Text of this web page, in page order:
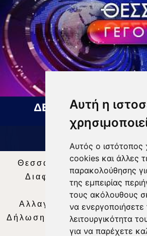
Αυτή η
Αυτός ο ιστότοπος
cookies και άλλες
παρακολούθησης
της εμπειρίας
τους ακόλουθους
να ενεργοποιήσετε
λειτουργικότητα
για να παρέχετε
ΔΕΛΤΙΟ ΕΙΔΗΣΕΩΝ 07
Θεσσαλία Τηλεόραση|
Διαφήμιση | Όροι
Απορρήτου |
Αλλαγή Προτιμήσεων για
Δήλωση συμμόρφωσης με
2018/334|